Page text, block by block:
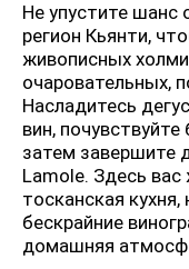
Не упустите шанс
регион Кьянти,
живописных
очаровательных,
Насладитесь
вин,
затем завершите
Lamole. Здесь
тосканская
бескрайние
домашняя